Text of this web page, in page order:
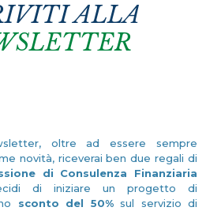
ALLA
oltre ad essere sempre
novità, riceverai ben due regali di
di Consulenza Finanziaria
di iniziare un progetto di
sconto del 50%sul servizio di